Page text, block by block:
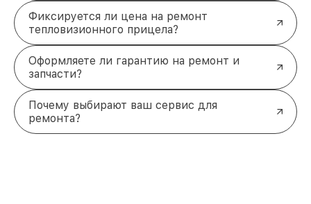
Фиксируется ли цена на ремонт
тепловизионного прицела?
Оформляете ли гарантию на ремонт и
запчасти?
Почему выбирают ваш сервис для
ремонта?